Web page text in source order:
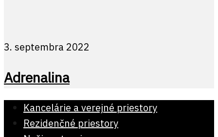
3. septembra 2022
Adrenalina
Kancelárie a verejné priestory
Rezidenčné priestory